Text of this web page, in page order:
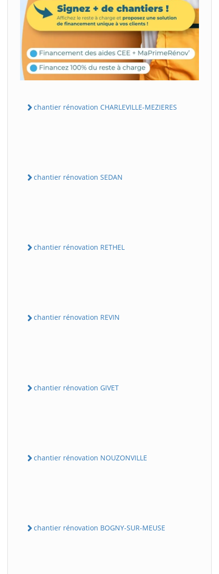
chantier rénovation CHARLEVILLE-MEZIERES
chantier rénovation SEDAN
chantier rénovation RETHEL
chantier rénovation REVIN
chantier rénovation GIVET
chantier rénovation NOUZONVILLE
chantier rénovation BOGNY-SUR-MEUSE